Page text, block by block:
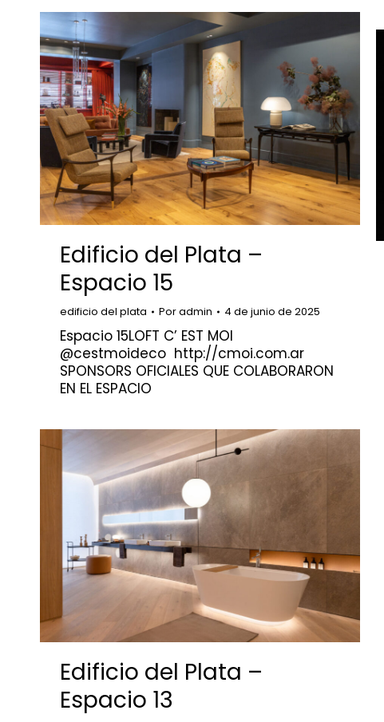
Edificio del Plata –
Espacio 15
edificio del plata Poradmin 4 de junio de 2025
Espacio 15LOFT C’ EST MOI
@cestmoideco http://cmoi.com.ar
SPONSORS OFICIALES QUE COLABORARON
EN EL ESPACIO
Edificio del Plata –
Espacio 13